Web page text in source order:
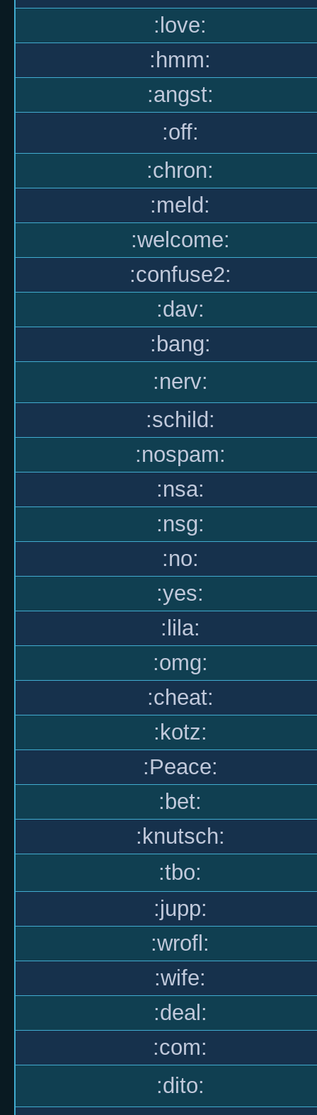
:love:
:hmm:
:angst:
:off:
:chron:
:meld:
:welcome:
:confuse2:
:dav:
:bang:
:nerv:
:schild:
:nospam:
:nsa:
:nsg:
:no:
:yes:
:lila:
:omg:
:cheat:
:kotz:
:Peace:
:bet:
:knutsch:
:tbo:
:jupp:
:wrofl:
:wife:
:deal:
:com:
:dito: